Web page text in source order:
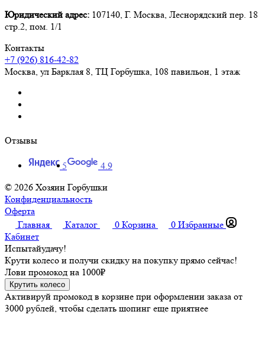
Юридический адрес: 107140, Г. Москва, Леснорядский пер. 18
стр.2, пом. 1/1
Контакты
+7 (926) 816-42-82
Москва, ул Барклая 8, ТЦ Горбушка, 108 павильон, 1 этаж
Отзывы
5
4.9
© 2026 Хозяин Горбушки
Конфиденциальность
Оферта
Главная
Каталог 0 Корзина 0 Избранные
Кабинет
Испытайудачу!
Крути колесо и получи скидку на покупку прямо сейчас!
Лови промокод на 1000₽
Крутить колесо
Активируй промокод в корзине при оформлении заказа от
3000 рублей, чтобы сделать шопинг еще приятнее